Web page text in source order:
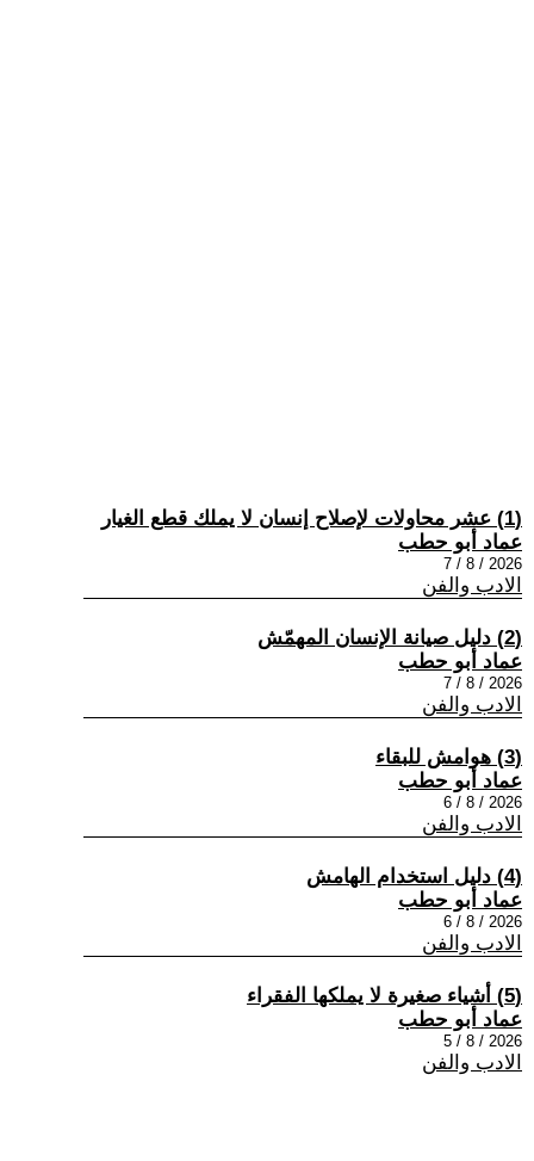
(1) عشر محاولات لإصلاح إنسان لا يملك قطع الغيار
عماد أبو حطب
2026 / 8 / 7
الادب والفن
(2) دليل صيانة الإنسان المهمّش
عماد أبو حطب
2026 / 8 / 7
الادب والفن
(3) هوامش للبقاء
عماد أبو حطب
2026 / 8 / 6
الادب والفن
(4) دليل استخدام الهامش
عماد أبو حطب
2026 / 8 / 6
الادب والفن
(5) أشياء صغيرة لا يملكها الفقراء
عماد أبو حطب
2026 / 8 / 5
الادب والفن